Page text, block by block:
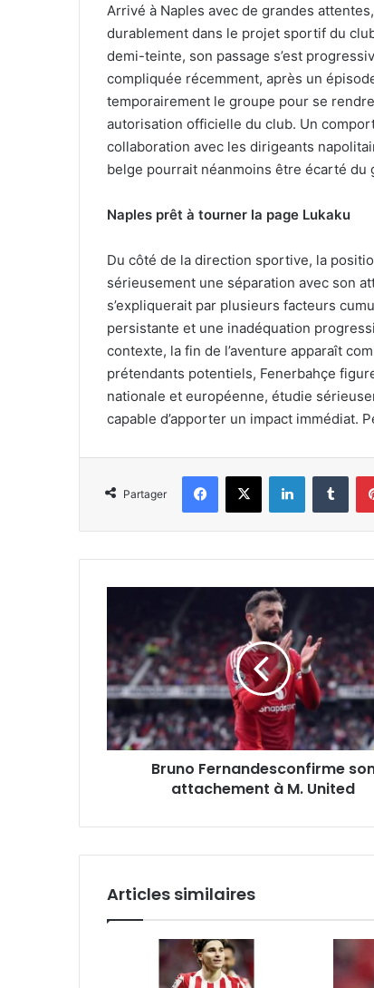
Arrivé à Naples avec de grandes
durablement dans le projet sportif du
demi-teinte, son passage s’est
compliquée récemment, après un
temporairement le groupe pour se
autorisation officielle du club. Un
collaboration avec les dirigeants
belge pourrait néanmoins être écarté du
Naples prêt à tourner la page Lukaku
Du côté de la direction sportive, la
sérieusement une séparation avec son
s’expliquerait par plusieurs facteurs
persistante et une inadéquation
contexte, la fin de l’aventure apparaît
prétendants potentiels, Fenerbahçe
nationale et européenne, étudie
capable d’apporter un impact
Partager
Facebook
X Linkedin
son
attachement
à
M.
United
Bruno Fernandesconfirme
attachement à M. United
Articles similaires